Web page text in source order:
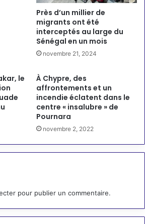
Près d’un millier de
migrants ont été
interceptés au large du
Sénégal en un mois
novembre 21, 2024
le
À Chypre, des
affrontements et un
incendie éclatent dans le
centre « insalubre » de
Pournara
novembre 2, 2022
pour publier un commentaire.